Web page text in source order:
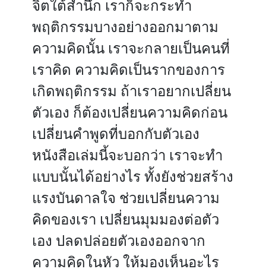
จิตใต้สำนึก เราก็จะกระทำ
พฤติกรรมบางอย่างออกมาตาม
ความคิดนั้น เราจะกลายเป็นคนที่
เราคิด ความคิดเป็นรากของการ
เกิดพฤติกรรม ถ้าเราอยากเปลี่ยน
ตัวเอง ก็ต้องเปลี่ยนความคิดก่อน
เปลี่ยนคำพูดที่บอกกับตัวเอง
หนังสือเล่มนี้จะบอกว่า เราจะทำ
แบบนั้นได้อย่างไร ทั้งยังช่วยสร้าง
แรงบันดาลใจ ช่วยเปลี่ยนความ
คิดของเรา เปลี่ยนมุมมองต่อตัว
เอง ปลดปล่อยตัวเองออกจาก
ความคิดในหัว ให้มองเห็นอะไร